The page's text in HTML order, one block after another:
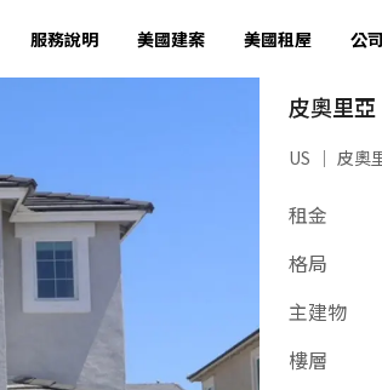
租金
格局
主建物
樓層
皮奧里
US ｜ 皮奧
服務說明 美國建案 美國租屋 公